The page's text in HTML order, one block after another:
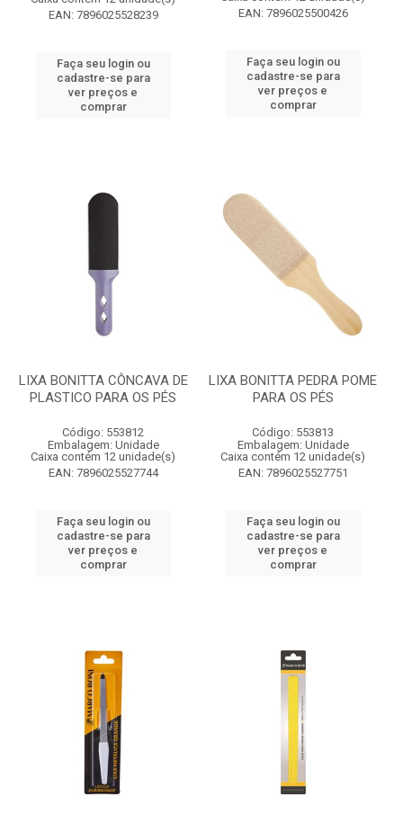
EAN: 7896025528239
Faça seu login ou
cadastre-se para
ver preços e
comprar
EAN: 7896025500426
Faça seu login ou
cadastre-se para
ver preços e
comprar
LIXA BONITTA CÔNCAVA DE
PLASTICO PARA OS PÉS
Código: 553812
Embalagem: Unidade
Caixa contém 12 unidade(s)
EAN: 7896025527744
Faça seu login ou
cadastre-se para
ver preços e
comprar
LIXA BONITTA PEDRA POME
PARA OS PÉS
Código: 553813
Embalagem: Unidade
Caixa contém 12 unidade(s)
EAN: 7896025527751
Faça seu login ou
cadastre-se para
ver preços e
comprar